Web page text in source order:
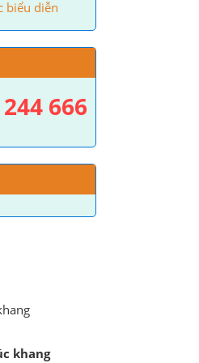
biểu diễn
666
khang